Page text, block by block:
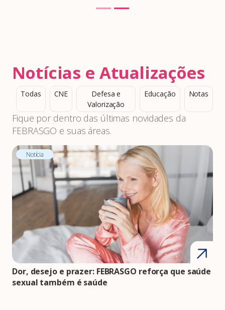
Notícias e Atualizações
Todas CNE
Defesa e
Valorização
Educação Notas
Fique por dentro das últimas novidades da
FEBRASGO e suas áreas.
Notícia
Dor, desejo e prazer: FEBRASGO reforça que saúde
sexual também é saúde